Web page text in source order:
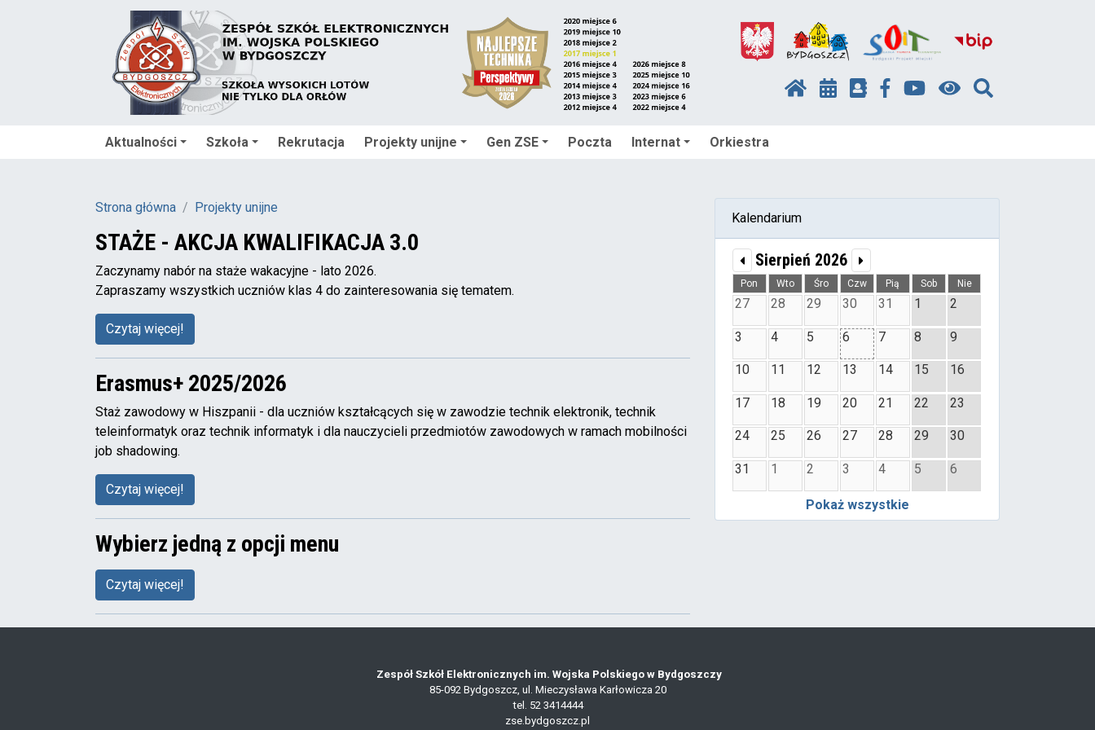
Aktualności Szkoła Rekrutacja Projekty unijne Gen ZSE Poczta Internat Orkiestra
Strona główna Projekty unijne
STAŻE - AKCJA KWALIFIKACJA 3.0
Zaczynamy nabór na staże wakacyjne - lato 2026.
Zapraszamy wszystkich uczniów klas 4 do zainteresowania się tematem.
Czytaj więcej!
Erasmus+ 2025/2026
Staż zawodowy w Hiszpanii - dla uczniów kształcących się w zawodzie technik elektronik, technik
teleinformatyk oraz technik informatyk i dla nauczycieli przedmiotów zawodowych w ramach mobilności
job shadowing.
Czytaj więcej!
Wybierz jedną z opcji menu
Czytaj więcej!
Kalendarium
Sierpień 2026
Pon Wto Śro Czw Pią Sob Nie
27 28 29 30 31 1 2
3 4 5 6 7 8 9
10 11 12 13 14 15 16
17 18 19 20 21 22 23
24 25 26 27 28 29 30
31 1 2 3 4 5 6
Pokaż wszystkie
Zespół Szkół Elektronicznych im. Wojska Polskiego w Bydgoszczy
85-092 Bydgoszcz, ul. Mieczysława Karłowicza 20
tel. 52 3414444
zse.bydgoszcz.pl